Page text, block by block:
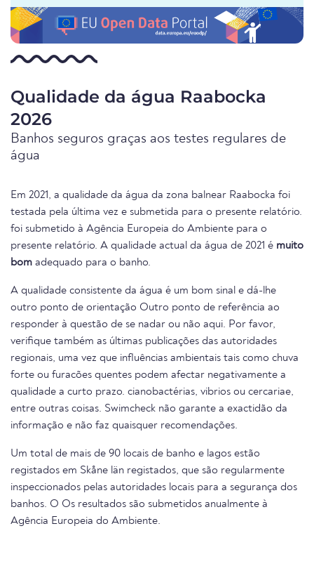
Qualidade da água Raabocka
2026
Banhos seguros graças aos testes regulares de
água
Em 2021, a qualidade da água da zona balnear Raabocka foi
testada pela última vez e submetida para o presente relatório.
foi submetido à Agência Europeia do Ambiente para o
presente relatório. A qualidade actual da água de 2021 é muito
bom adequado para o banho.
A qualidade consistente da água é um bom sinal e dá-lhe
outro ponto de orientação Outro ponto de referência ao
responder à questão de se nadar ou não aqui. Por favor,
verifique também as últimas publicações das autoridades
regionais, uma vez que influências ambientais tais como chuva
forte ou furacões quentes podem afectar negativamente a
qualidade a curto prazo. cianobactérias, vibrios ou cercariae,
entre outras coisas. Swimcheck não garante a exactidão da
informação e não faz quaisquer recomendações.
Um total de mais de 90 locais de banho e lagos estão
registados em Skåne län registados, que são regularmente
inspeccionados pelas autoridades locais para a segurança dos
banhos. O Os resultados são submetidos anualmente à
Agência Europeia do Ambiente.